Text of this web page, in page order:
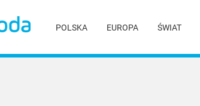
POLSKA EUROPA ŚWIAT